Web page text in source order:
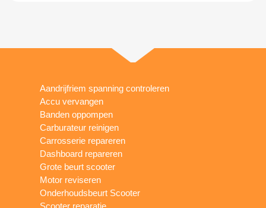
Aandrijfriem spanning controleren
Accu vervangen
Banden oppompen
Carburateur reinigen
Carrosserie repareren
Dashboard repareren
Grote beurt scooter
Motor reviseren
Onderhoudsbeurt Scooter